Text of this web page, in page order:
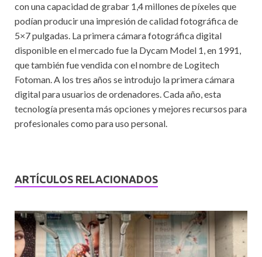
con una capacidad de grabar 1,4 millones de píxeles que
podían producir una impresión de calidad fotográfica de
5×7 pulgadas. La primera cámara fotográfica digital
disponible en el mercado fue la Dycam Model 1, en 1991,
que también fue vendida con el nombre de Logitech
Fotoman. A los tres años se introdujo la primera cámara
digital para usuarios de ordenadores. Cada año, esta
tecnología presenta más opciones y mejores recursos para
profesionales como para uso personal.
ARTÍCULOS RELACIONADOS